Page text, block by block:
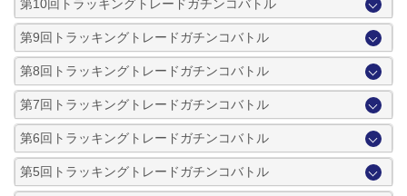
第10回トラッキングトレードガチンコバトル
第9回トラッキングトレードガチンコバトル
第8回トラッキングトレードガチンコバトル
第7回トラッキングトレードガチンコバトル
第6回トラッキングトレードガチンコバトル
第5回トラッキングトレードガチンコバトル